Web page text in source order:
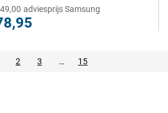
adviesprijs Samsung
2 3 … 15